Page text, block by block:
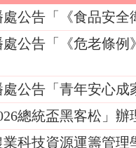
公告「《食品安
公告「《危老條
公告「青年安心
總統盃黑客松」
科技資源運籌管